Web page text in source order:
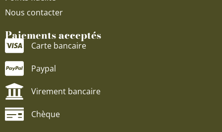
Nous contacter
Paiements acceptés
Carte bancaire
Paypal
Virement bancaire
Chèque